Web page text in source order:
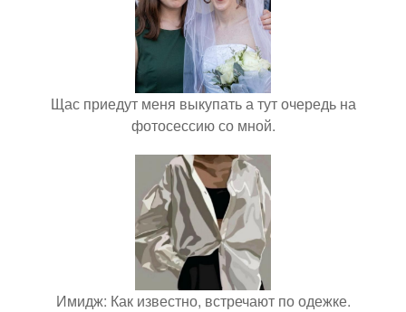
Щас приедут меня выкупать а тут очередь на
фотосессию со мной.
Имидж: Как известно, встречают по одежке.